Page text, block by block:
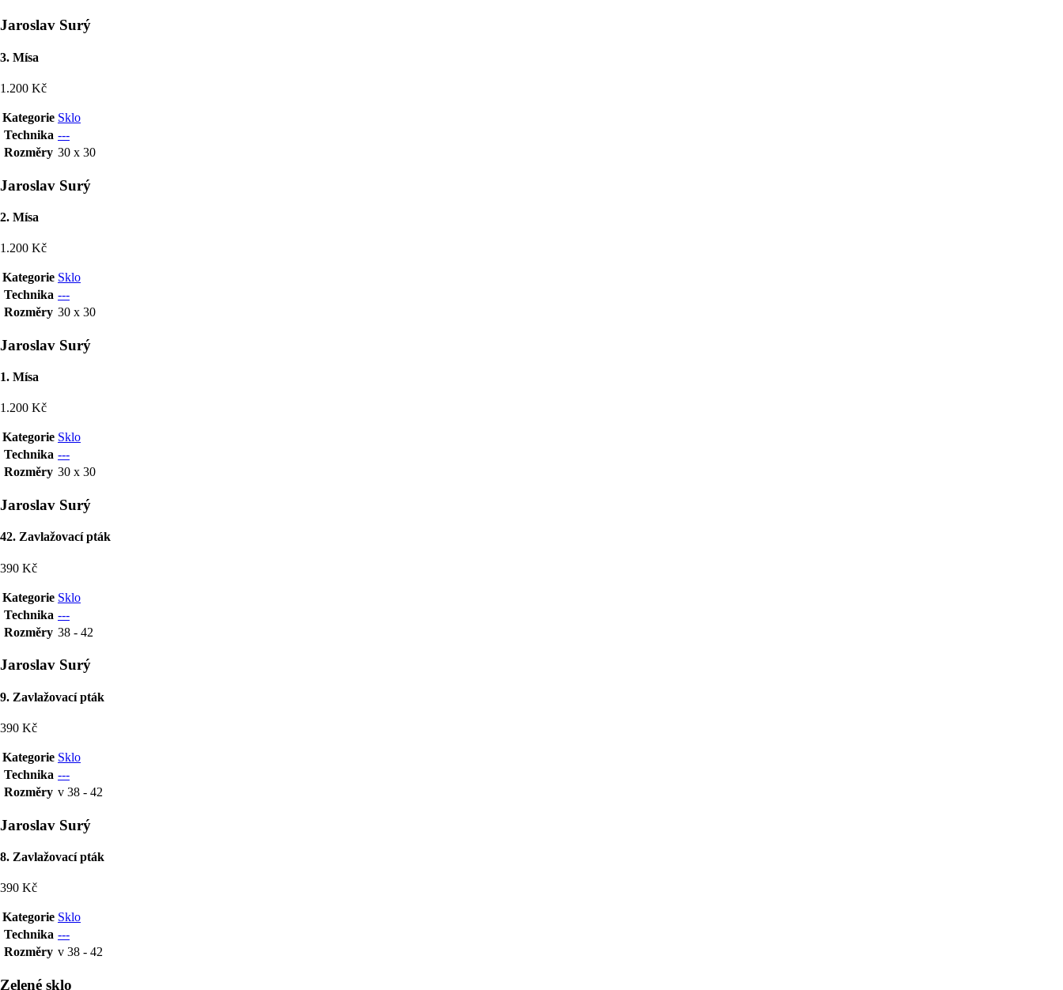
Jaroslav Surý
3. Mísa
1.200 Kč
Kategorie Sklo
Technika ---
Rozměry 30 x 30
Jaroslav Surý
2. Mísa
1.200 Kč
Kategorie Sklo
Technika ---
Rozměry 30 x 30
Jaroslav Surý
1. Mísa
1.200 Kč
Kategorie Sklo
Technika ---
Rozměry 30 x 30
Jaroslav Surý
42. Zavlažovací pták
390 Kč
Kategorie Sklo
Technika ---
Rozměry 38 - 42
Jaroslav Surý
9. Zavlažovací pták
390 Kč
Kategorie Sklo
Technika ---
Rozměry v 38 - 42
Jaroslav Surý
8. Zavlažovací pták
390 Kč
Kategorie Sklo
Technika ---
Rozměry v 38 - 42
Zelené sklo